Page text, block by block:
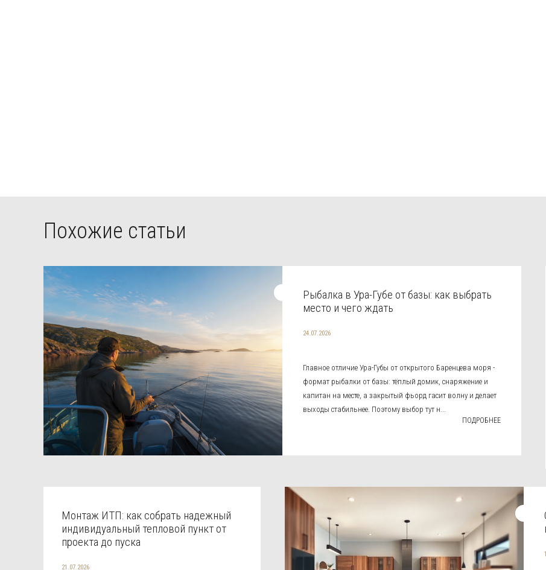
Похожие статьи
Рыбалка в Ура-Губе от базы: как выбрать
место и чего ждать
24.07.2026
Главное отличие Ура-Губы от открытого Баренцева моря -
формат рыбалки от базы: тёплый домик, снаряжение и
капитан на месте, а закрытый фьорд гасит волну и делает
выходы стабильнее. Поэтому выбор тут н...
ПОДРОБНЕЕ
Монтаж ИТП: как собрать надежный
индивидуальный тепловой пункт от
проекта до пуска
21.07.2026